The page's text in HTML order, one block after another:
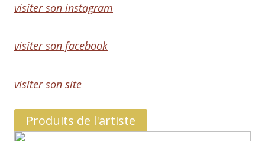
visiter son instagram
visiter son facebook
visiter son site
Produits de l'artiste